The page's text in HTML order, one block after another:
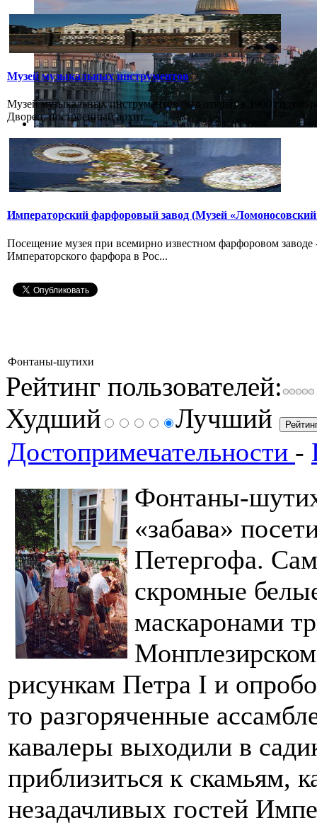
Музей музыкальных инструментов
Музей музыкальных инструментов был открыт в 1900 году
Дворец, построенный архит...
Императорский фарфоровый завод (Музей
Посещение музея при всемирно известном фарфоровом
Императорского фарфора в Рос...
Фонтаны-шутихи
Рейтинг пользователей:
Худший
Лучший
Достопримечательности -
Фонтаны-
«забава»
Петергофа.
скромные
маскаронами
рисункам Петра I и
то разгоряченные
кавалеры выходили в
приблизиться к скамьям,
незадачливых гостей